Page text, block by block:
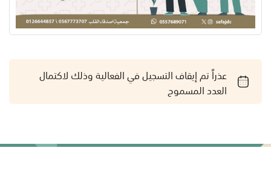
عذراً تم إيقاف التسجيل في الفعالية وذلك لاكتمال
العدد المسموح